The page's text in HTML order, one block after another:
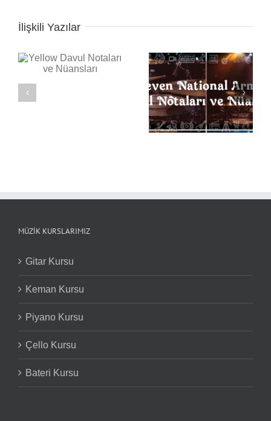
İlişkili Yazılar
Back in Black Davul
Notaları ve Nüansları
MÜZIK KURSLARIMIZ
Gitar Kursu
Keman Kursu
Piyano Kursu
Çello Kursu
Bateri Kursu